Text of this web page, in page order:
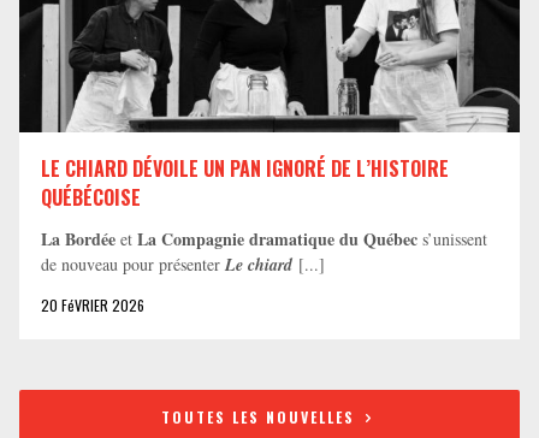
LE CHIARD DÉVOILE UN PAN IGNORÉ DE L’HISTOIRE
QUÉBÉCOISE
La Bordée et La Compagnie dramatique du Québec s’unissent
de nouveau pour présenter Le chiard [...]
20 FéVRIER 2026
TOUTES LES NOUVELLES